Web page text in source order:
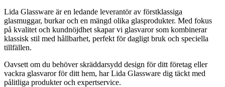
Lida Glassware är en ledande leverantör av förstklassiga
glasmuggar, burkar och en mängd olika glasprodukter. Med fokus
på kvalitet och kundnöjdhet skapar vi glasvaror som kombinerar
klassisk stil med hållbarhet, perfekt för dagligt bruk och speciella
tillfällen.
Oavsett om du behöver skräddarsydd design för ditt företag eller
vackra glasvaror för ditt hem, har Lida Glassware dig täckt med
pålitliga produkter och expertservice.